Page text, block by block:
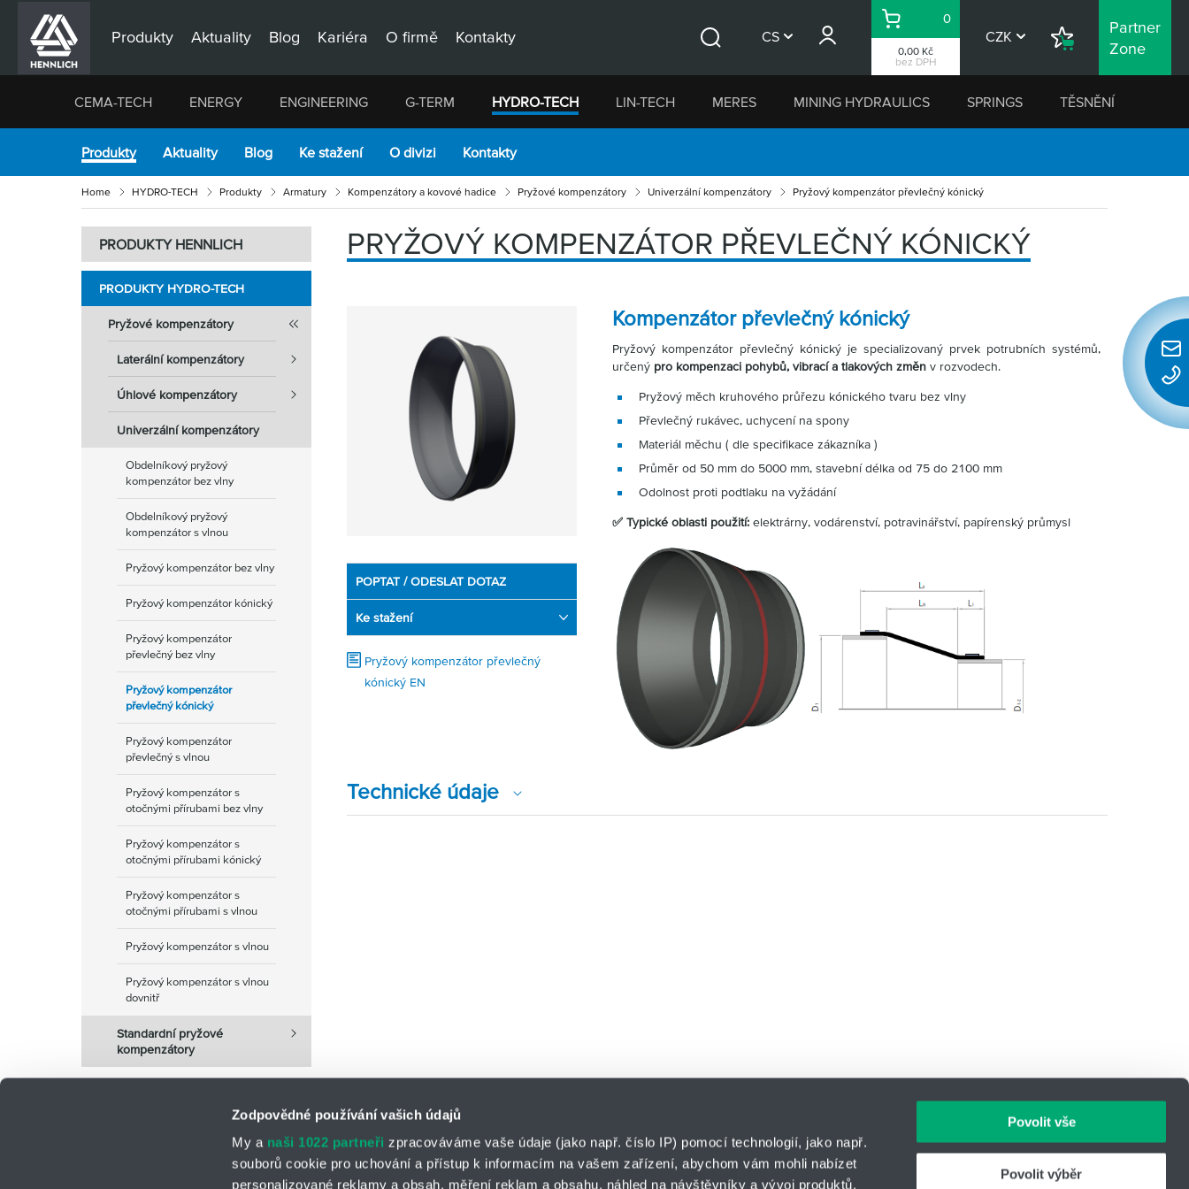
Zodpovědné používání vašich údajů
My a naši 1022 partneři zpracováváme vaše údaje (jako např. číslo IP) pomocí technologií, jako např.
souborů cookie pro uchování a přístup k informacím na vašem zařízení, abychom vám mohli nabízet
personalizované reklamy a obsah, měření reklam a obsahu, náhled na návštěvníky a vývoj produktů.
Povolit vše
Povolit výběr
Produkty Aktuality Blog Kariéra O firmě Kontakty CS
0,00 Kč
bez DPH
Košík
0
CZK
Nákupní
Partner
Zone
CEMA-TECH ENERGY ENGINEERING G-TERM HYDRO-TECH LIN-TECH MERES MINING HYDRAULICS SPRINGS TĚSNĚNÍ
Produkty Aktuality Blog Ke stažení O divizi Kontakty
Home HYDRO-TECH Produkty Armatury Kompenzátory a kovové hadice Pryžové kompenzátory Univerzální kompenzátory Pryžový kompenzátor převlečný kónický
PRODUKTY HENNLICH
PRODUKTY HYDRO-TECH
Pryžové kompenzátory
Laterální kompenzátory
Úhlové kompenzátory
Univerzální kompenzátory
Obdelníkový pryžový
kompenzátor bez vlny
Obdelníkový pryžový
kompenzátor s vlnou
Pryžový kompenzátor bez vlny
Pryžový kompenzátor kónický
Pryžový kompenzátor
převlečný bez vlny
Pryžový kompenzátor
převlečný kónický
Pryžový kompenzátor
převlečný s vlnou
Pryžový kompenzátor s
otočnými přírubami bez vlny
Pryžový kompenzátor s
otočnými přírubami kónický
Pryžový kompenzátor s
otočnými přírubami s vlnou
Pryžový kompenzátor s vlnou
Pryžový kompenzátor s vlnou
dovnitř
Standardní pryžové
kompenzátory
PRYŽOVÝ KOMPENZÁTOR PŘEVLEČNÝ KÓNICKÝ
POPTAT / ODESLAT DOTAZ
Ke stažení
Pryžový kompenzátor převlečný
kónický EN
Kompenzátor převlečný kónický
Pryžový kompenzátor převlečný kónický je specializovaný prvek potrubních systémů,
určený pro kompenzaci pohybů, vibrací a tlakových změn v rozvodech.
Pryžový měch kruhového průřezu kónického tvaru bez vlny
Převlečný rukávec, uchycení na spony
Materiál měchu ( dle specifikace zákazníka )
Průměr od 50 mm do 5000 mm, stavební délka od 75 do 2100 mm
Odolnost proti podtlaku na vyžádání
✅ Typické oblasti použití: elektrárny, vodárenství, potravinářství, papírenský průmysl
Technické údaje
o.z. HYDRO-TECH